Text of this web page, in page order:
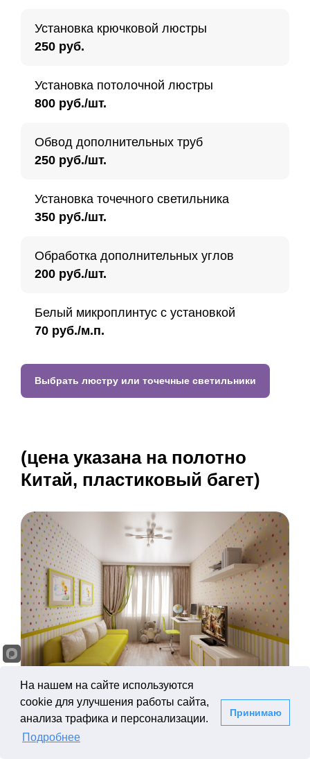
Установка крючковой люстры
250 руб.
Установка потолочной люстры
800 руб./шт.
Обвод дополнительных труб
250 руб./шт.
Установка точечного светильника
350 руб./шт.
Обработка дополнительных углов
200 руб./шт.
Белый микроплинтус с установкой
70 руб./м.п.
Выбрать люстру или точечные светильники
(цена указана на полотно
Китай, пластиковый багет)
Потолок 11 кв.м с установкой
(цена указана на полотно Китай, пластиковый
На нашем на сайте используются
cookie для улучшения работы сайта,
анализа трафика и персонализации.
Подробнее
Принимаю